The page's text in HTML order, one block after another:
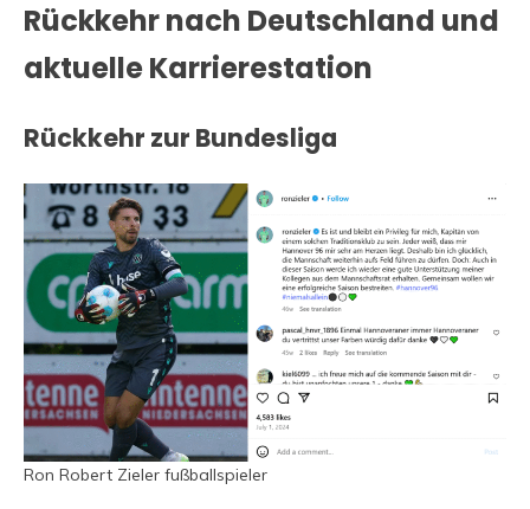
Rückkehr nach Deutschland und
aktuelle Karrierestation
Rückkehr zur Bundesliga
Ron Robert Zieler fußballspieler